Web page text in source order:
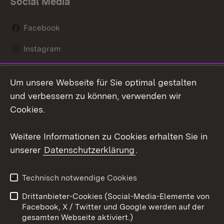
Facebook
Instagram
Mastodon
Youtube
Kontakt
Datenschutz
Barrierefreiheit
Impressum Cookies
Um unsere Webseite für Sie optimal gestalten
und verbessern zu können, verwenden wir
Cookies.
Weitere Informationen zu Cookies erhalten Sie in
unserer Datenschutzerklärung.
Technisch notwendige Cookies
Drittanbieter-Cookies (Social-Media-Elemente von
Facebook, X / Twitter und Google werden auf der
gesamten Webseite aktiviert.)